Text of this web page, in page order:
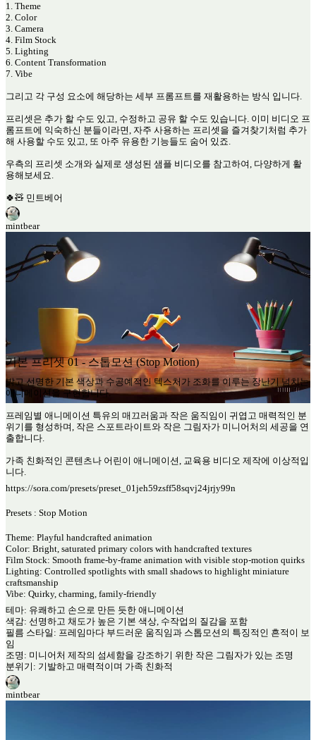
1. Theme
2. Color
3. Camera
4. Film Stock
5. Lighting
6. Content Transformation
7. Vibe
그리고 각 구성 요소에 해당하는 세부 프롬프트를 재활용하는 방식 입니다.
프리셋은 추가 할 수도 있고, 수정하고 공유 할 수도 있습니다. 이미 비디오 프
롬프트에 익숙하신 분들이라면, 자주 사용하는 프리셋을 즐겨찾기처럼 추가
해 사용할 수도 있고, 또 아주 유용한 기능들도 숨어 있죠.
우측의 프리셋 소개와 실제로 생성된 샘플 비디오를 참고하여, 다양하게 활
용해보세요.
🍀🧸 민트베어
mintbear
기본 프리셋 01 - 스톱모션 (Stop Motion)
밝고 선명한 기본 색상과 수공예적인 텍스처가 조화를 이루는 장난기 넘치는
애니메이션을 구현합니다.
프레임별 애니메이션 특유의 매끄러움과 작은 움직임이 귀엽고 매력적인 분
위기를 형성하며, 작은 스포트라이트와 작은 그림자가 미니어처의 세공을 연
출합니다.
가족 친화적인 콘텐츠나 어린이 애니메이션, 교육용 비디오 제작에 이상적입
니다.
https://sora.com/presets/preset_01jeh59zsff58sqvj24jrjy99n
Presets : Stop Motion
Theme: Playful handcrafted animation
Color: Bright, saturated primary colors with handcrafted textures
Film Stock: Smooth frame-by-frame animation with visible stop-motion quirks
Lighting: Controlled spotlights with small shadows to highlight miniature
craftsmanship
Vibe: Quirky, charming, family-friendly
테마: 유쾌하고 손으로 만든 듯한 애니메이션
색감: 선명하고 채도가 높은 기본 색상, 수작업의 질감을 포함
필름 스타일: 프레임마다 부드러운 움직임과 스톱모션의 특징적인 흔적이 보
임
조명: 미니어처 제작의 섬세함을 강조하기 위한 작은 그림자가 있는 조명
분위기: 기발하고 매력적이며 가족 친화적
mintbear